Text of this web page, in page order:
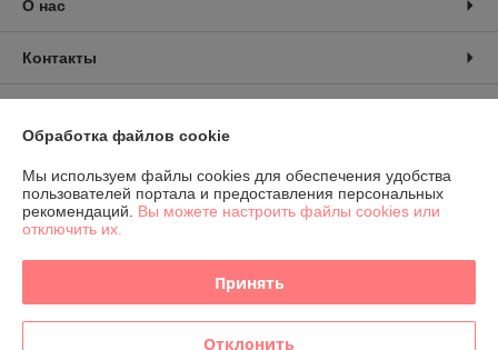
О нас
Контакты
Полная версия сайта
Политика обработки cookies
Сайт создан на платформе Deal.by
Обработка файлов cookie
Мы используем файлы cookies для обеспечения удобства
пользователей портала и предоставления персональных
рекомендаций. Вы можете настроить файлы cookies или
отключить их.
Принять
Отклонить